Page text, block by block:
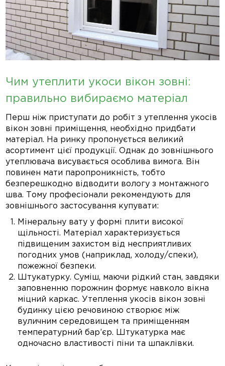
Чим утеплити укоси вікон зовні:
правильно вибираємо матеріал
Перш ніж приступати до робіт з утеплення укосів
вікон зовні приміщення, необхідно придбати
матеріал. На ринку пропонується великий
асортимент цієї продукції. Однак до зовнішнього
утеплювача висувається особлива вимога. Він
повинен мати паропроникність, тобто
безперешкодно відводити вологу з монтажного
шва. Тому професіонали рекомендують для
зовнішнього застосування купувати:
Мінеральну вату у формі плити високої
щільності. Матеріал характеризується
підвищеним захистом від несприятливих
погодних умов (наприклад, холоду/спеки),
пожежної безпеки.
Штукатурку. Суміш, маючи рідкий стан, завдяки
заповненню порожнин формує навколо вікна
міцний каркас. Утеплення укосів вікон зовні
будинку цією речовиною створює між
вуличним середовищем та приміщенням
температурний бар’єр. Штукатурка має
одночасно властивості піни та шпаклівки.